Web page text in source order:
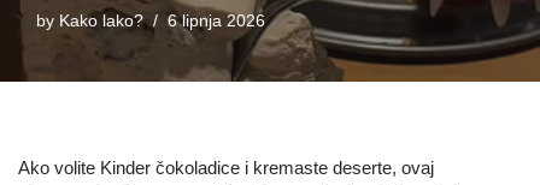
by Kako lako? 6 lipnja 2026
Ako volite Kinder čokoladice i kremaste deserte, ovaj